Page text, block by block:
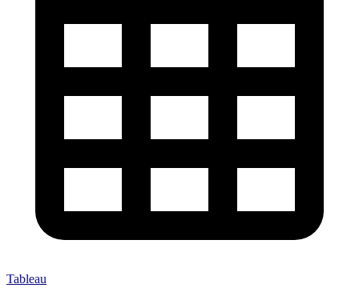
Tableau